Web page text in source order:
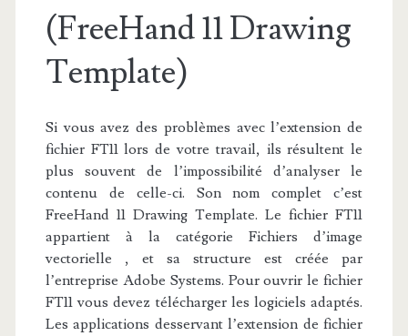
(FreeHand 11 Drawing
Template)
Si vous avez des problèmes avec l’extension de
fichier FT11 lors de votre travail, ils résultent le
plus souvent de l’impossibilité d’analyser le
contenu de celle-ci. Son nom complet c’est
FreeHand 11 Drawing Template. Le fichier FT11
appartient à la catégorie Fichiers d’image
vectorielle , et sa structure est créée par
l’entreprise Adobe Systems. Pour ouvrir le fichier
FT11 vous devez télécharger les logiciels adaptés.
Les applications desservant l’extension de fichier